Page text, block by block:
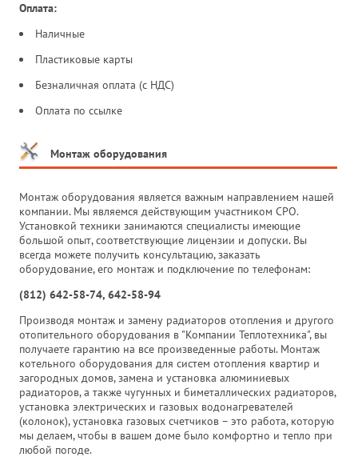
Оплата:
Наличные
Пластиковые карты
Безналичная оплата (с НДС)
Оплата по ссылке
Монтаж оборудования
Монтаж оборудования является важным направлением нашей
компании. Мы являемся действующим участником СРО.
Установкой техники занимаются специалисты имеющие
большой опыт, соответствующие лицензии и допуски. Вы
всегда можете получить консультацию, заказать
оборудование, его монтаж и подключение по телефонам:
(812) 642-58-74, 642-58-94
Производя монтаж и замену радиаторов отопления и другого
отопительного оборудования в "Компании Теплотехника", вы
получаете гарантию на все произведенные работы. Монтаж
котельного оборудования для систем отопления квартир и
загородных домов, замена и установка алюминиевых
радиаторов, а также чугунных и биметаллических радиаторов,
установка электрических и газовых водонагревателей
(колонок), установка газовых счетчиков – это работа, которую
мы делаем, чтобы в вашем доме было комфортно и тепло при
любой погоде.